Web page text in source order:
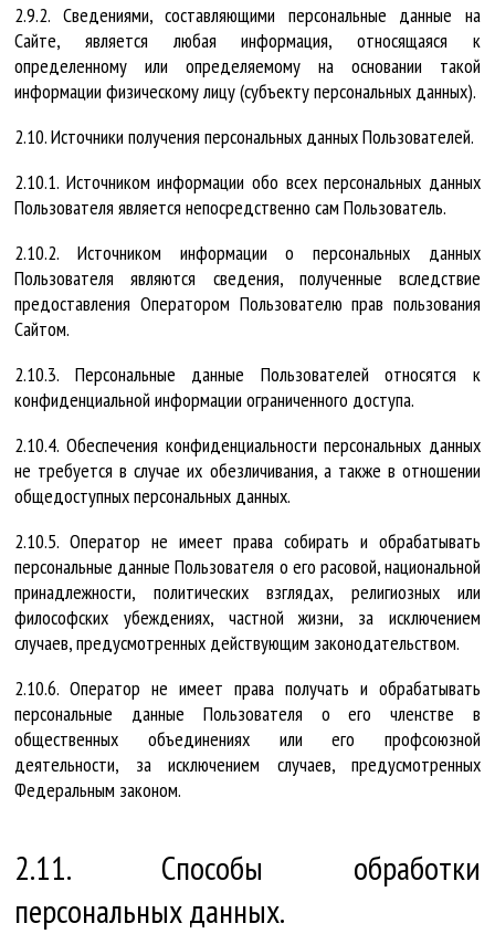
2.9.2. Сведениями, составляющими персональные данные на
Сайте, является любая информация, относящаяся к
определенному или определяемому на основании такой
информации физическому лицу (субъекту персональных данных).
2.10. Источники получения персональных данных Пользователей.
2.10.1. Источником информации обо всех персональных данных
Пользователя является непосредственно сам Пользователь.
2.10.2. Источником информации о персональных данных
Пользователя являются сведения, полученные вследствие
предоставления Оператором Пользователю прав пользования
Сайтом.
2.10.3. Персональные данные Пользователей относятся к
конфиденциальной информации ограниченного доступа.
2.10.4. Обеспечения конфиденциальности персональных данных
не требуется в случае их обезличивания, а также в отношении
общедоступных персональных данных.
2.10.5. Оператор не имеет права собирать и обрабатывать
персональные данные Пользователя о его расовой, национальной
принадлежности, политических взглядах, религиозных или
философских убеждениях, частной жизни, за исключением
случаев, предусмотренных действующим законодательством.
2.10.6. Оператор не имеет права получать и обрабатывать
персональные данные Пользователя о его членстве в
общественных объединениях или его профсоюзной
деятельности, за исключением случаев, предусмотренных
Федеральным законом.
2.11. Способы обработки
персональных данных.